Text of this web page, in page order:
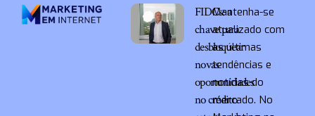
FIDCs: a
chave para
desbloquear
novas
oportunidades
no crédito
Mantenha-se
atualizado com
as últimas
tendências e
notícias do
mercado. No